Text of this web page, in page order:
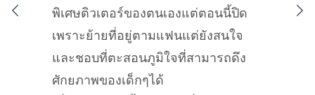
พิเศษ​ติวเตอร์​ของตนเองแต่ตอนนี้ปิด
เพราะย้ายที่อยู่ตามแฟนแต่ยังสนใจ
และชอบที่ตะสอนภูมิใจที่สามารถดึง
ศักยภาพ​ของเด็กๆได้